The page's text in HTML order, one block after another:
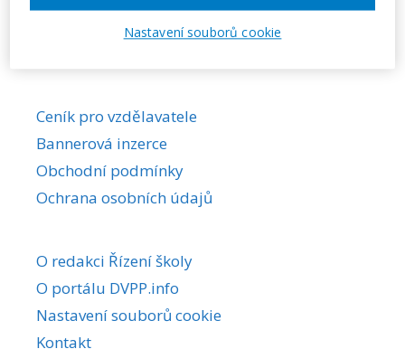
Ceník pro vzdělavatele
Bannerová inzerce
Obchodní podmínky
Ochrana osobních údajů
O redakci Řízení školy
O portálu DVPP.info
Nastavení souborů cookie
Kontakt
Nastavení souborů cookie